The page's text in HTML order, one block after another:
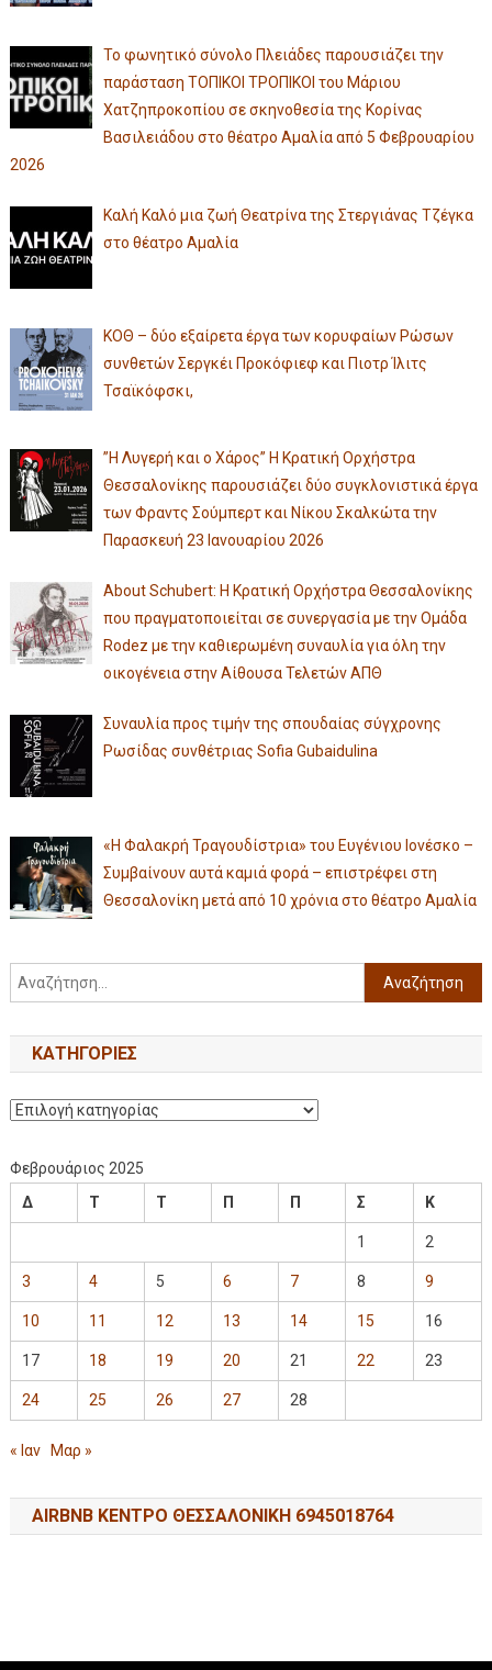
Το φωνητικό σύνολο Πλειάδες παρουσιάζει την
παράσταση ΤΟΠΙΚΟΙ ΤΡΟΠΙΚΟΙ του Μάριου
Χατζηπροκοπίου σε σκηνοθεσία της Κορίνας
Βασιλειάδου στο θέατρο Αμαλία από 5 Φεβρουαρίου
2026
Καλή Καλό μια ζωή Θεατρίνα της Στεργιάνας Τζέγκα
στο θέατρο Αμαλία
ΚΟΘ – δύο εξαίρετα έργα των κορυφαίων Ρώσων
συνθετών Σεργκέι Προκόφιεφ και Πιοτρ Ίλιτς
Τσαϊκόφσκι,
”Η Λυγερή και ο Χάρος” Η Κρατική Ορχήστρα
Θεσσαλονίκης παρουσιάζει δύο συγκλονιστικά έργα
των Φραντς Σούμπερτ και Νίκου Σκαλκώτα την
Παρασκευή 23 Ιανουαρίου 2026
About Schubert: Η Κρατική Ορχήστρα Θεσσαλονίκης
που πραγματοποιείται σε συνεργασία με την Ομάδα
Rodez με την καθιερωμένη συναυλία για όλη την
οικογένεια στην Αίθουσα Τελετών ΑΠΘ
Συναυλία προς τιμήν της σπουδαίας σύγχρονης
Ρωσίδας συνθέτριας Sofia Gubaidulina
«Η Φαλακρή Τραγουδίστρια» του Ευγένιου Ιονέσκο –
Συμβαίνουν αυτά καμιά φορά – επιστρέφει στη
Θεσσαλονίκη μετά από 10 χρόνια στο θέατρο Αμαλία
KΑΤΗΓΟΡΊΕΣ
Φεβρουάριος 2025
Δ
Τ Τ Π Π Σ Κ
1 2
3 4 5 6 7 8 9
10 11 12 13 14 15 16
17 18 19 20 21 22 23
24 25 26 27 28
« Ιαν Μαρ »
AIRBNB ΚΕΝΤΡΟ ΘΕΣΣΑΛΟΝΙΚΗ 6945018764